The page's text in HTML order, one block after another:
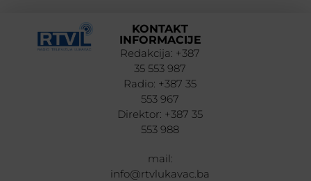
KONTAKT
INFORMACIJE
Redakcija: +387
35 553 987
Radio: +387 35
553 967
Direktor: +387 35
553 988
mail:
info@rtvlukavac.ba